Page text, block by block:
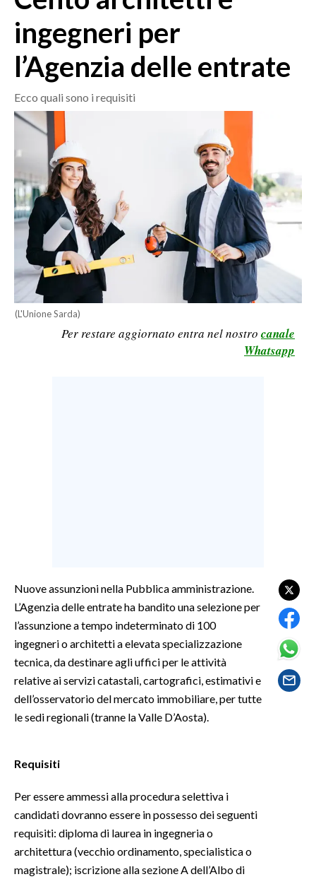
MEDIO CAMPIDANO
ORISTANO E PROVINCIA
SASSARI E PROVINCIA
GALLURA
OGLIASTRA
AGENDA
CRONACA
ITALIA
MONDO
POLITICA
ECONOMIA
SERVIZI ALLE IMPRESE
ALTRI SPORT
CULTURA
SPETTACOLI
GOSSIP
SARDEGNA TURISMO
SARDI NEL MONDO
NOTIZIE
EVENTI
#CARAUNIONE
ingegneri per
l’Agenzia delle entrate
Ecco quali sono i requisiti
(L'Unione Sarda)
Per restare aggiornato entra nel nostro canale
Whatsapp
Nuove assunzioni nella Pubblica amministrazione.
L’Agenzia delle entrate ha bandito una selezione per
l’assunzione a tempo indeterminato di 100
ingegneri o architetti a elevata specializzazione
tecnica, da destinare agli uffici per le attività
relative ai servizi catastali, cartografici, estimativi e
dell’osservatorio del mercato immobiliare, per tutte
le sedi regionali (tranne la Valle D’Aosta).
Requisiti
Per essere ammessi alla procedura selettiva i
candidati dovranno essere in possesso dei seguenti
requisiti: diploma di laurea in ingegneria o
architettura (vecchio ordinamento, specialistica o
magistrale); iscrizione alla sezione A dell’Albo di